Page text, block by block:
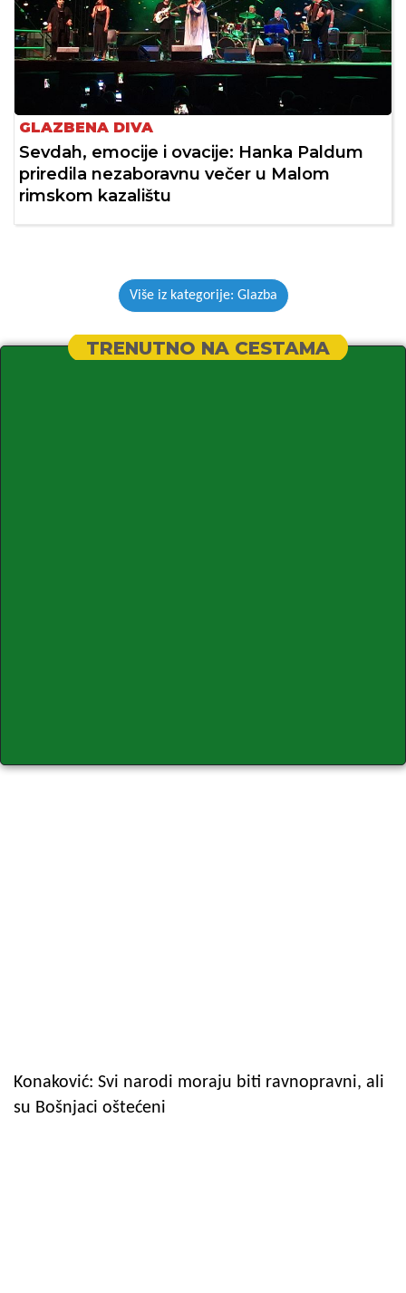
GLAZBENA DIVA
Sevdah, emocije i ovacije: Hanka Paldum
priredila nezaboravnu večer u Malom
rimskom kazalištu
Više iz kategorije: Glazba
TRENUTNO NA CESTAMA
Konaković: Svi narodi moraju biti ravnopravni, ali
su Bošnjaci oštećeni